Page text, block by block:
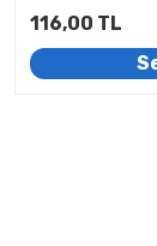
116,00 TL